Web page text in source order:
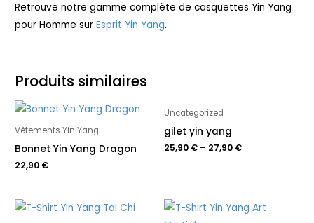
Retrouve notre gamme complète de casquettes Yin Yang
pour Homme surEsprit Yin Yang.
Produits similaires
Vêtements Yin Yang
Bonnet Yin Yang Dragon
22,90 €
Uncategorized
gilet yin yang
25,90 € – 27,90 €